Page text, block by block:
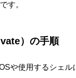
す。
）の手順
や使用するシェル